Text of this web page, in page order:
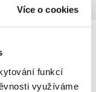
Více o cookies
funkcí
využíváme